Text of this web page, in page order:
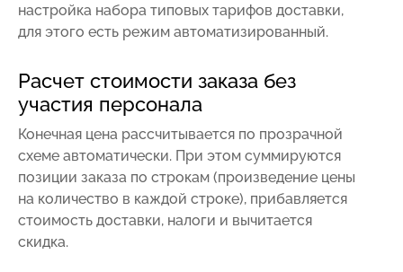
настройка набора типовых тарифов доставки,
для этого есть режим автоматизированный.
Расчет стоимости заказа без
участия персонала
Конечная цена рассчитывается по прозрачной
схеме автоматически. При этом суммируются
позиции заказа по строкам (произведение цены
на количество в каждой строке), прибавляется
стоимость доставки, налоги и вычитается
скидка.